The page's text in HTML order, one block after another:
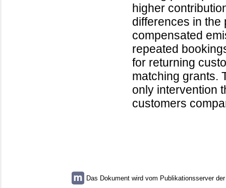
higher
differences in the
compensated
repeated
for returning
matching grants.
only intervention
customers
Das Dokument wird vom Publikationsserver